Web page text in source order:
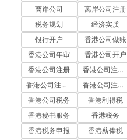
离岸公司
离岸公司注册
税务规划
经济实质
银行开户
香港公司做账
香港公司年审
香港公司开户
香港公司注册
香港公司注册代办
香港公司注册流程
香港公司注册费用
香港公司税务
香港利得税
香港秘书服务
香港税务
香港税务申报
香港薪俸税